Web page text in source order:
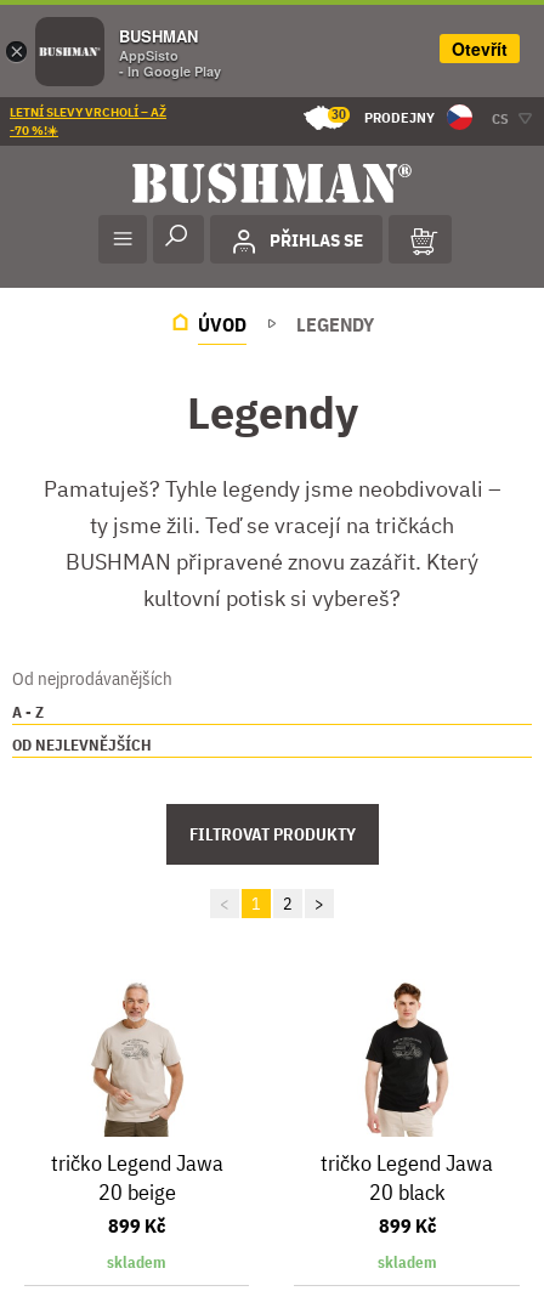
LETNÍ SLEVY VRCHOLÍ – AŽ
-70 %!☀️
30 PRODEJNY CS
PŘIHLAS SE
ÚVOD LEGENDY
Legendy
Pamatuješ? Tyhle legendy jsme neobdivovali –
ty jsme žili. Teď se vracejí na tričkách
BUSHMAN připravené znovu zazářit. Který
kultovní potisk si vybereš?
Od nejprodávanějších
A - Z
OD NEJLEVNĚJŠÍCH
FILTROVAT PRODUKTY
< 1 2 >
tričko Legend Jawa
20 beige
899 Kč
skladem
tričko Legend Jawa
20 black
899 Kč
skladem
×
BUSHMAN
AppSisto
- In Google Play
Otevřít